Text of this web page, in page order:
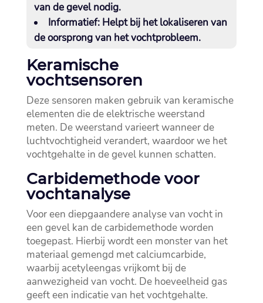
van de gevel nodig.​
Informatief:Helpt bij het lokaliseren van
de oorsprong van het vochtprobleem.​
Keramische
vochtsensoren
Deze sensoren maken gebruik van keramische
elementen die de elektrische weerstand
meten.​ De weerstand varieert wanneer de
luchtvochtigheid verandert, waardoor we het
vochtgehalte in de gevel kunnen schatten.​
Carbidemethode voor
vochtanalyse
Voor een diepgaandere analyse van vocht in
een gevel kan de carbidemethode worden
toegepast.​ Hierbij wordt een monster van het
materiaal gemengd met calciumcarbide,
waarbij acetyleengas vrijkomt bij de
aanwezigheid van vocht.​ De hoeveelheid gas
geeft een indicatie van het vochtgehalte.​